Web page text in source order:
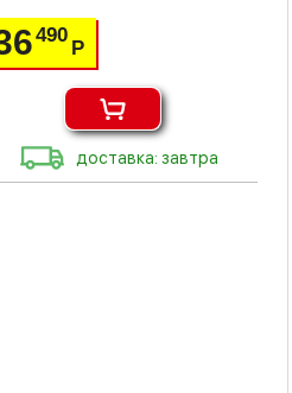
490
Р
доставка: завтра